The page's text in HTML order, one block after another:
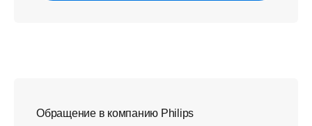
Обращение в компанию Philips